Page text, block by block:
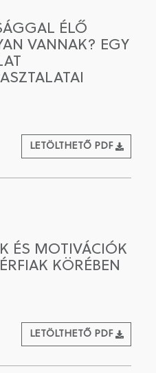
/ MEGÚJÍTOM A
ÉLŐ
VANNAK? EGY
LETÖLTHETŐ PDF
ÉS MOTIVÁCIÓK
KÖRÉBEN
LETÖLTHETŐ PDF